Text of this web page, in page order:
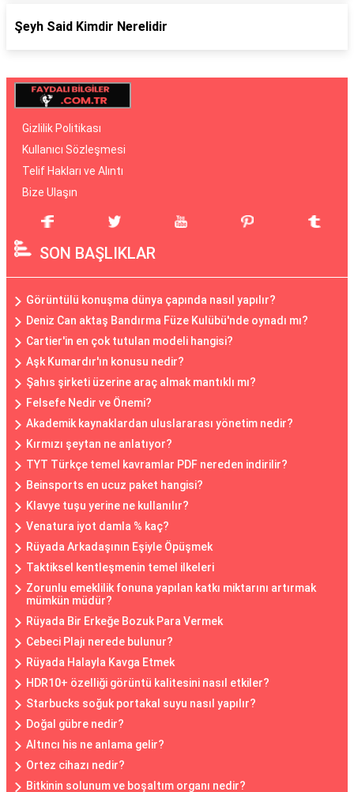
Şeyh Said Kimdir Nerelidir
Gizlilik Politikası
Kullanıcı Sözleşmesi
Telif Hakları ve Alıntı
Bize Ulaşın
SON BAŞLIKLAR
Görüntülü konuşma dünya çapında nasıl yapılır?
Deniz Can aktaş Bandırma Füze Kulübü'nde oynadı mı?
Cartier'in en çok tutulan modeli hangisi?
Aşk Kumardır'ın konusu nedir?
Şahıs şirketi üzerine araç almak mantıklı mı?
Felsefe Nedir ve Önemi?
Akademik kaynaklardan uluslararası yönetim nedir?
Kırmızı şeytan ne anlatıyor?
TYT Türkçe temel kavramlar PDF nereden indirilir?
Beinsports en ucuz paket hangisi?
Klavye tuşu yerine ne kullanılır?
Venatura iyot damla % kaç?
Rüyada Arkadaşının Eşiyle Öpüşmek
Taktiksel kentleşmenin temel ilkeleri
Zorunlu emeklilik fonuna yapılan katkı miktarını artırmak
mümkün müdür?
Rüyada Bir Erkeğe Bozuk Para Vermek
Cebeci Plajı nerede bulunur?
Rüyada Halayla Kavga Etmek
HDR10+ özelliği görüntü kalitesini nasıl etkiler?
Starbucks soğuk portakal suyu nasıl yapılır?
Doğal gübre nedir?
Altıncı his ne anlama gelir?
Ortez cihazı nedir?
Bitkinin solunum ve boşaltım organı nedir?